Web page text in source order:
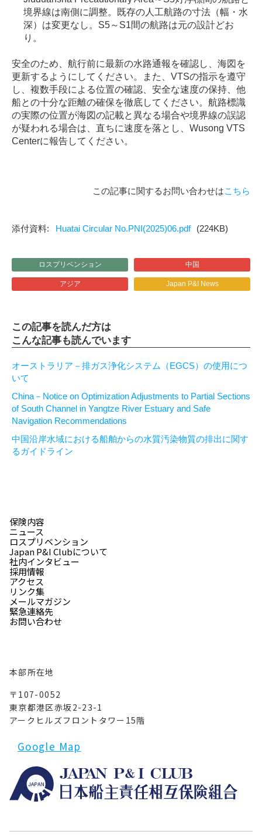
境界線は南側に調整。既存の人工航路の寸法（幅・水
深）は変更なし。 S5～ S1間の航路は元の設計どお
り。
安全のため、航行前に最新の水路通報を確認し、海図を
更新するようにしてください。また、 VTSの指示を遵守
し、複数手段による位置の確認、安全な速度の保持、他
船との十分な距離の確保を徹底してください。航路標識
の実際の位置が海図の記載と異なる場合や境界線の誤認
が疑われる場合は、直ちに速度を落とし、 Wusong VTS
Centerに報告してください。
この記事に関するお問い合わせはこちら
Huatai Circular No.PNI(2025)06.pdf (224KB)
ロスプリベンション 中国
アジア Japan P&I News
この記事を読んだ方は
こんな記事も読んでいます
オーストラリア－排ガス浄化システム（EGCS）の使用につ
いて
China－Notice on Optimization Adjustments to Partial Sections
of South Channel in Yangtze River Estuary and Safe
Navigation Recommendations
中国沿岸水域における船舶からの水質汚染物質の排出に関す
るガイドライン
本部所在地
〒107-0052
東京都港区赤坂2-23-1
アークヒルズフロントタワー15階
Google Map
保険内容
社内インタビュー
緊急連絡先
ニュース
採用情報
リンク集
ロスプリベンション
アクセス
メールマガジン
Japan P&I Clubについて
お問い合わせ